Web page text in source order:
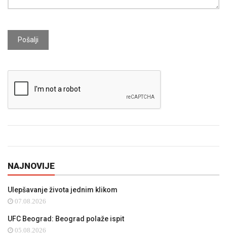
Pošalji
NAJNOVIJE
Ulepšavanje života jednim klikom
07.08.2026
UFC Beograd: Beograd polaže ispit
05.08.2026